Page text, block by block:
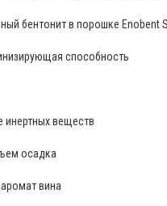
бентонит в порошке
способность
инертных веществ
осадка
вина